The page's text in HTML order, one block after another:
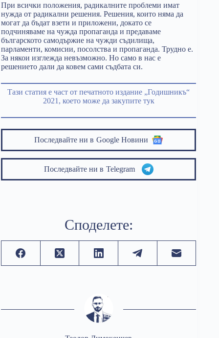
При всички положения, радикалните проблеми имат
нужда от радикални решения. Решения, които няма да
могат да бъдат взети и приложени, докато се
подчиняваме на чужда пропаганда и предаваме
българското самодържие на чужди съдилища,
парламенти, комисии, посолства и пропаганда. Трудно е.
За някои изглежда невъзможно. Но само в нас е
решението дали да ковем сами съдбата си.
Тази статия е част от печатното издание „Годишникъ“
2021, което може да закупите тук
Последвайте ни в Google Новини
Последвайте ни в Telegram
Споделете: